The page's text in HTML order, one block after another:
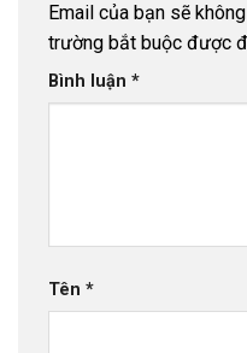
Email của bạn sẽ
trường bắt buộc được
Bình luận *
Tên *